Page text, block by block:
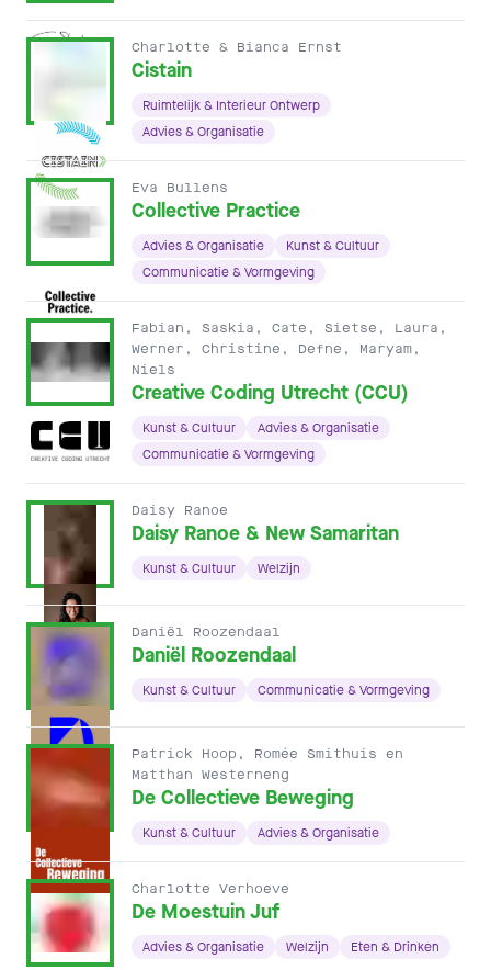
Charlotte & Bianca Ernst
Cistain
Ruimtelijk & Interieur Ontwerp
Advies & Organisatie
Eva Bullens
Collective Practice
Advies & Organisatie
Kunst & Cultuur
Communicatie & Vormgeving
Fabian, Saskia, Cate, Sietse, Laura,
Werner, Christine, Defne, Maryam,
Niels
Creative Coding Utrecht (CCU)
Kunst & Cultuur
Advies & Organisatie
Communicatie & Vormgeving
Daisy Ranoe
Daisy Ranoe & New Samaritan
Kunst & Cultuur Welzijn
Daniël Roozendaal
Daniël Roozendaal
Kunst & Cultuur Communicatie & Vormgeving
Patrick Hoop, Romée Smithuis en
Matthan Westerneng
De Collectieve Beweging
Kunst & Cultuur Advies & Organisatie
Charlotte Verhoeve
De Moestuin Juf
Advies & Organisatie Welzijn Eten & Drinken